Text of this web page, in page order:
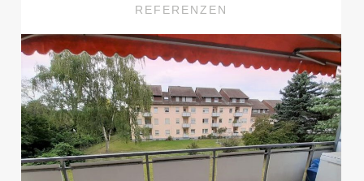
REFERENZEN